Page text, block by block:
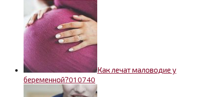
Как лечат маловодие у
беременной?010740